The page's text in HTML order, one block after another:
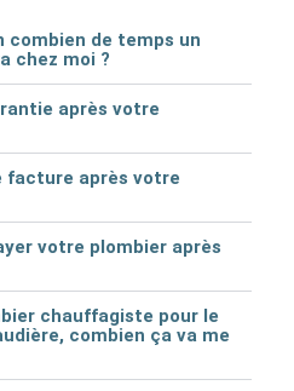
combien de temps un
chez moi ?
après votre
facture après votre
votre plombier après
chauffagiste pour le
combien ça va me